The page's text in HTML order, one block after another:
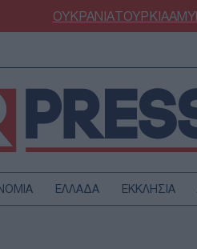
ΟΥΚΡΑΝΙΑΤΟΥΡΚΙΑ
ΕΛΛΑΔΑ ΕΚΚΛΗΣΙΑ